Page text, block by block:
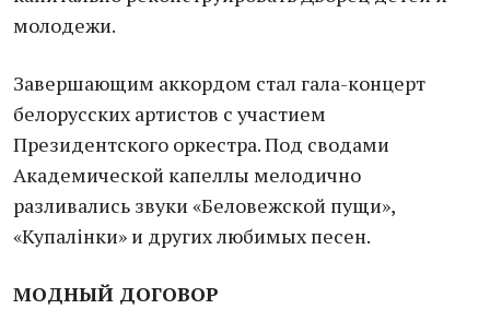
молодежи.
Завершающим аккордом стал гала-концерт
белорусских артистов с участием
Президентского оркестра. Под сводами
Академической капеллы мелодично
разливались звуки «Беловежской пущи»,
«Купалiнки» и других любимых песен.
МОДНЫЙ ДОГОВОР